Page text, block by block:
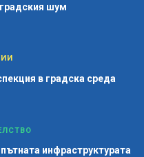
шум
в градска среда
инфраструктурата